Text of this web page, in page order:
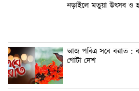
নড়াইলে মতুয়া উৎসব ও
আজ পবিত্র সবে বরাত :
গোটা দেশ